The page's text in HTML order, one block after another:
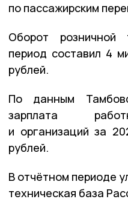
по пассажирским
Оборот розничной
период составил 4
рублей.
По данным
зарплата
и организаций за
рублей.
В отчётном периоде
техническая база